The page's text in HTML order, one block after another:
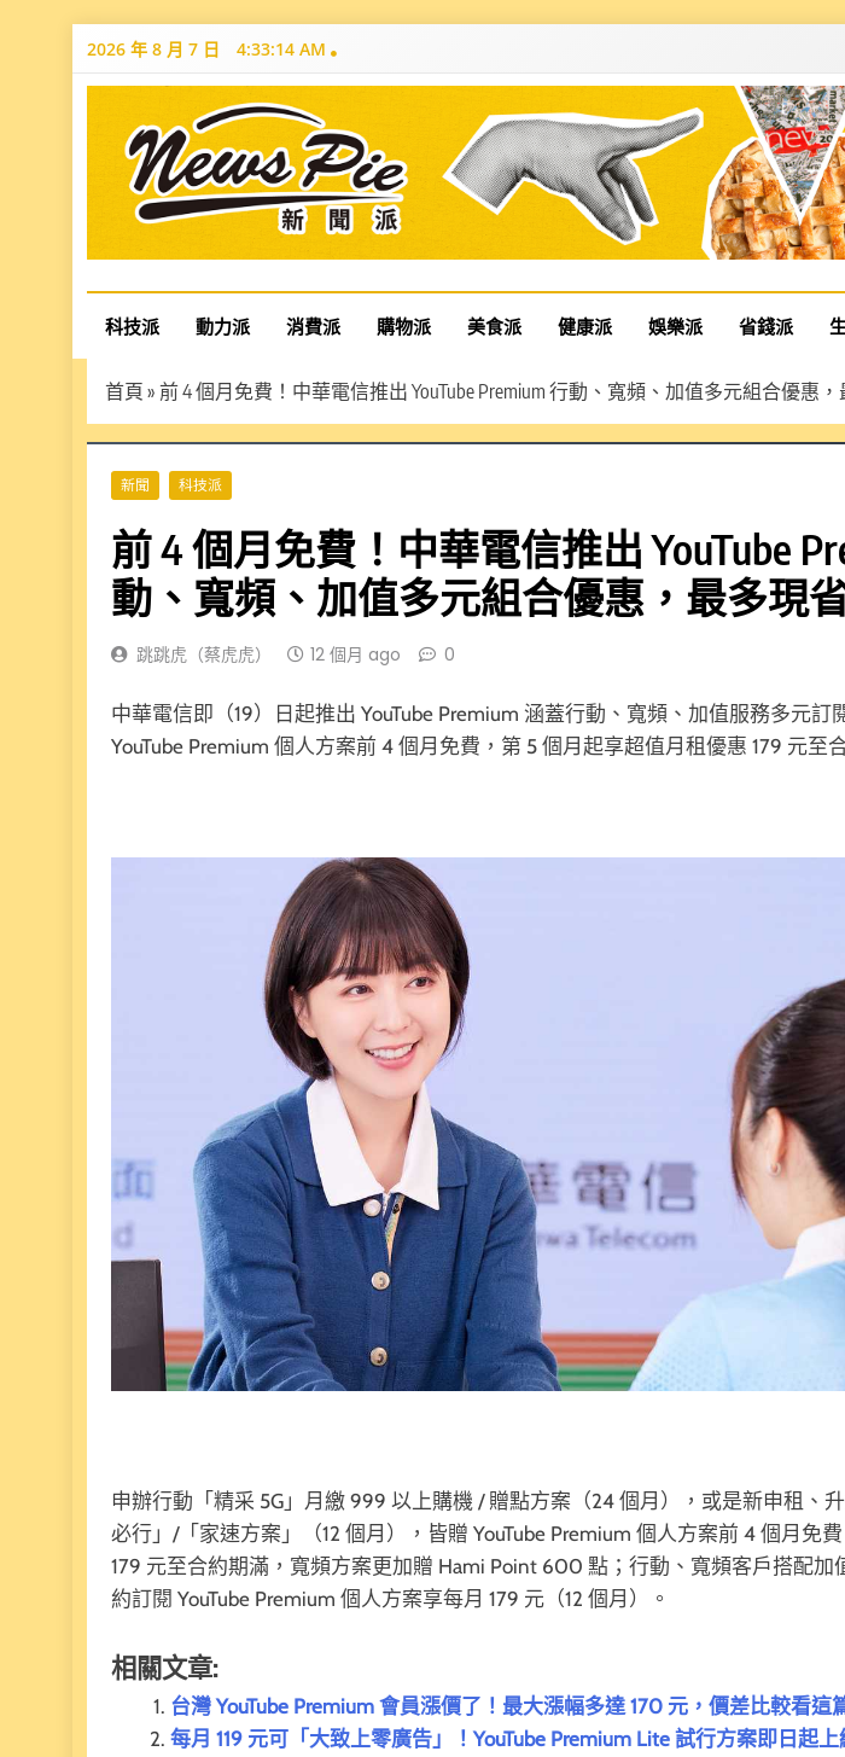
Skip
2026 年 8 月 7 日 4:33:15 AM
News Pie
最有料的新聞
科技派 動力派 消費派 購物派 美食派 健康派 娛樂派 省錢派
首頁 » 前 4 個月免費！中華電信推出 YouTube Premium 行動、寬頻、加值多元組合優惠，
新聞 科技派
前 4 個月免費！中華電信推出 YouTube
動、寬頻、加值多元組合優惠，最多現省
跳跳虎（蔡虎虎） 12 個月 ago 0
中華電信即（19）日起推出 YouTube Premium 涵蓋行動、寬頻、加值服務多元訂
YouTube Premium 個人方案前 4 個月免費，第 5 個月起享超值月租優惠 179 元至
申辦行動「精采 5G」月繳 999 以上購機 / 贈點方案（24 個月），或是新申租、
必行」/「家速方案」（12 個月），皆贈 YouTube Premium 個人方案前 4 個月免
179 元至合約期滿，寬頻方案更加贈 Hami Point 600 點；行動、寬頻客戶搭配加
約訂閱 YouTube Premium 個人方案享每月 179 元（12 個月）。
相關文章:
台灣 YouTube Premium 會員漲價了！最大漲幅多達 170 元，價差比較看這
每月 119 元可「大致上零廣告」！YouTube Premium Lite 試行方案即日起